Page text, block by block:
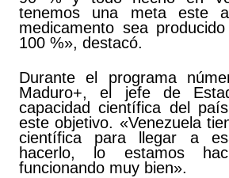
tenemos una meta este
medicamento sea
100 %», destacó.
Durante el programa
Maduro+, el jefe de
capacidad científica del
este objetivo. «Venezuela
científica para llegar a
hacerlo, lo estamos
funcionando muy bien».